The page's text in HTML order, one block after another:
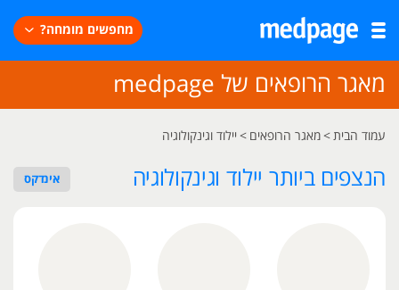
מחפשים מומחה?
מאגר הרופאים של medpage
עמוד הבית>מאגר הרופאים >יילוד וגינקולוגיה
אינדקס הנצפים ביותר יילוד וגינקולוגיה